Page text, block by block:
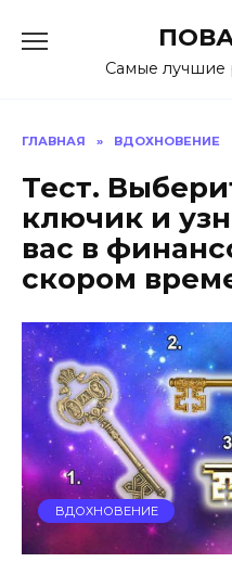
содержаниюСамые лучшие
ГЛАВНАЯ » ВДОХНОВЕНИЕ
Тест.
ключик и
вас в
скором
ВДОХНОВЕНИЕ